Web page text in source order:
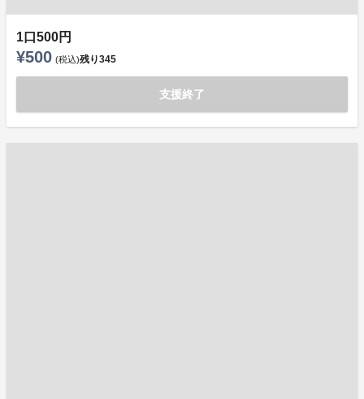
1口500円
¥500 (税込)残り345
支援終了